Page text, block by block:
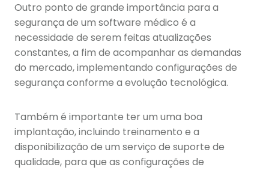
Outro ponto de grande importância para a
segurança de um software médico é a
necessidade de serem feitas atualizações
constantes, a fim de acompanhar as demandas
do mercado, implementando configurações de
segurança conforme a evolução tecnológica.
Também é importante ter um uma boa
implantação, incluindo treinamento e a
disponibilização de um serviço de suporte de
qualidade, para que as configurações de